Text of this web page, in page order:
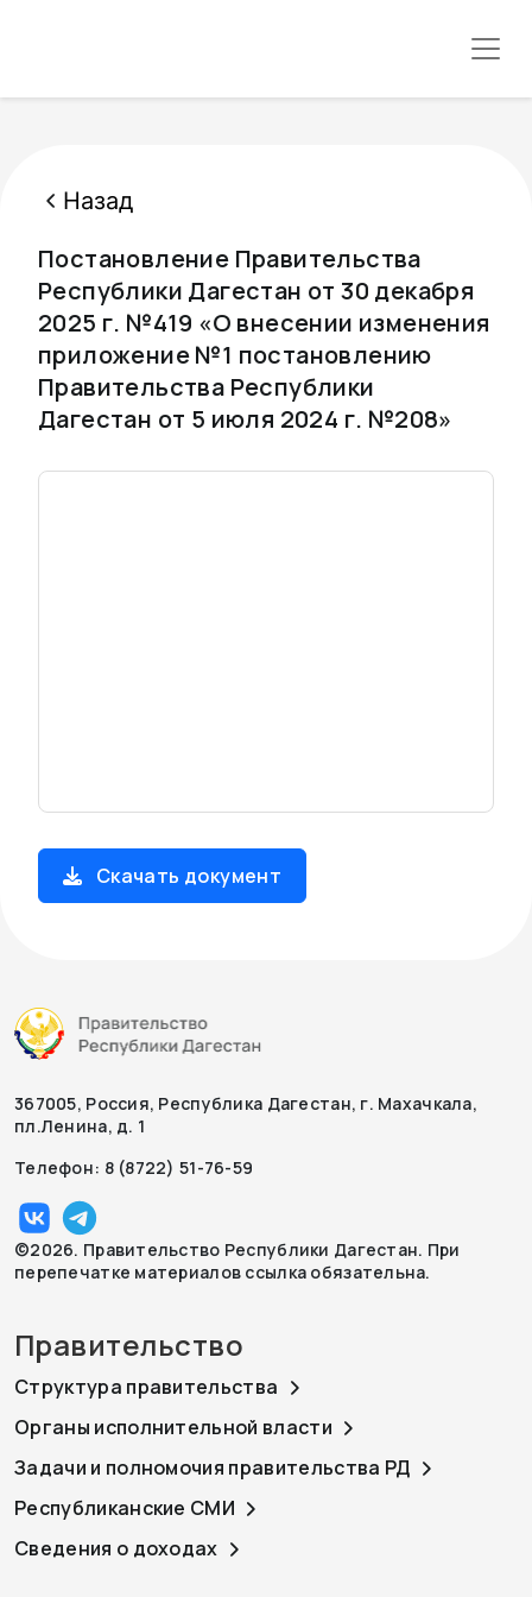
Назад
Постановление Правительства
Республики Дагестан от 30 декабря
2025 г. №419 «О внесении изменения
приложение №1 постановлению
Правительства Республики
Дагестан от 5 июля 2024 г. №208»
Скачать документ
367005, Россия, Республика Дагестан, г. Махачкала,
пл.Ленина, д. 1
Телефон: 8 (8722) 51-76-59
©2026. Правительство Республики Дагестан. При
перепечатке материалов ссылка обязательна.
Правительство
Структура правительства
Органы исполнительной власти
Задачи и полномочия правительства РД
Республиканские СМИ
Сведения о доходах